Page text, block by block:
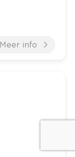
Meer info